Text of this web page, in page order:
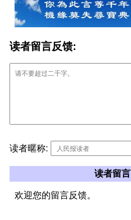
读者留言反馈:
读者暱称:
读者留言
欢迎您的留言反馈。